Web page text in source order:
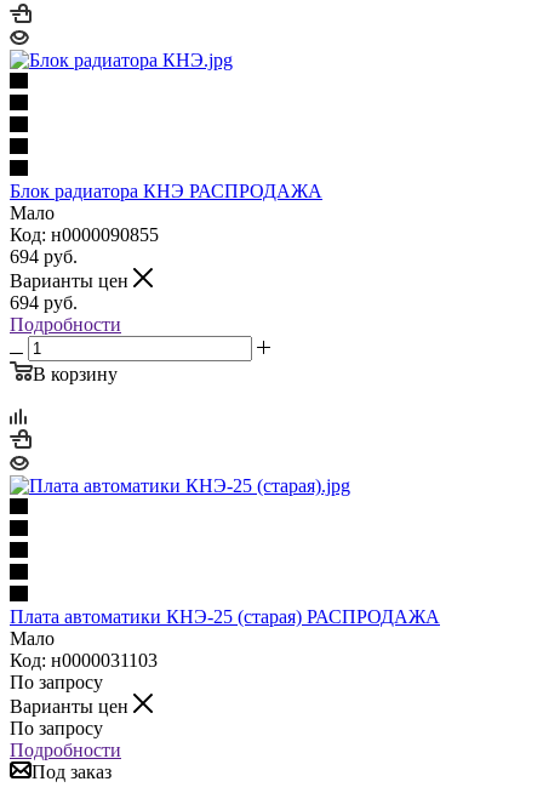
Блок радиатора КНЭ РАСПРОДАЖА
Мало
Код: н0000090855
694 руб.
Варианты цен
694 руб.
Подробности
В корзину
Плата автоматики КНЭ-25 (старая) РАСПРОДАЖА
Мало
Код: н0000031103
По запросу
Варианты цен
По запросу
Подробности
Под заказ